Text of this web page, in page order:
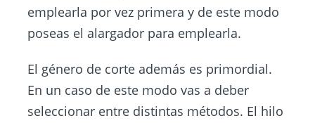
emplearla por vez primera y de este modo
poseas el alargador para emplearla.
El género de corte además es primordial.
En un caso de este modo vas a deber
seleccionar entre distintas métodos. El hilo